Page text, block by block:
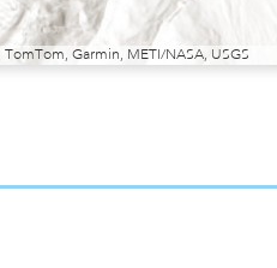
TomTom, Garmin, METI/NASA, USGS